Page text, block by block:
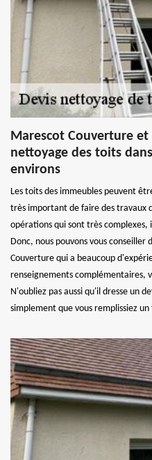
Marescot Couverture
nettoyage des toits
environs
Les toits des immeubles peuvent
très important de faire des travaux
opérations qui sont très complexes,
Donc, nous pouvons vous
Couverture qui a beaucoup
renseignements complémentaires,
N'oubliez pas aussi qu'il dresse un
simplement que vous remplissiez